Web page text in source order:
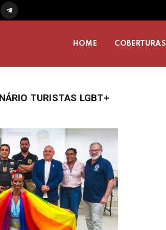
Telegram
HOME COBERTURAS
TURISTAS LGBT+